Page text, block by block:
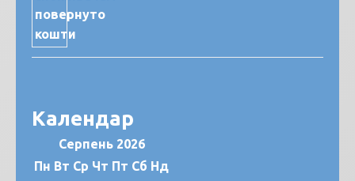
Календар
Серпень 2026
Пн Вт Ср Чт Пт Сб Нд